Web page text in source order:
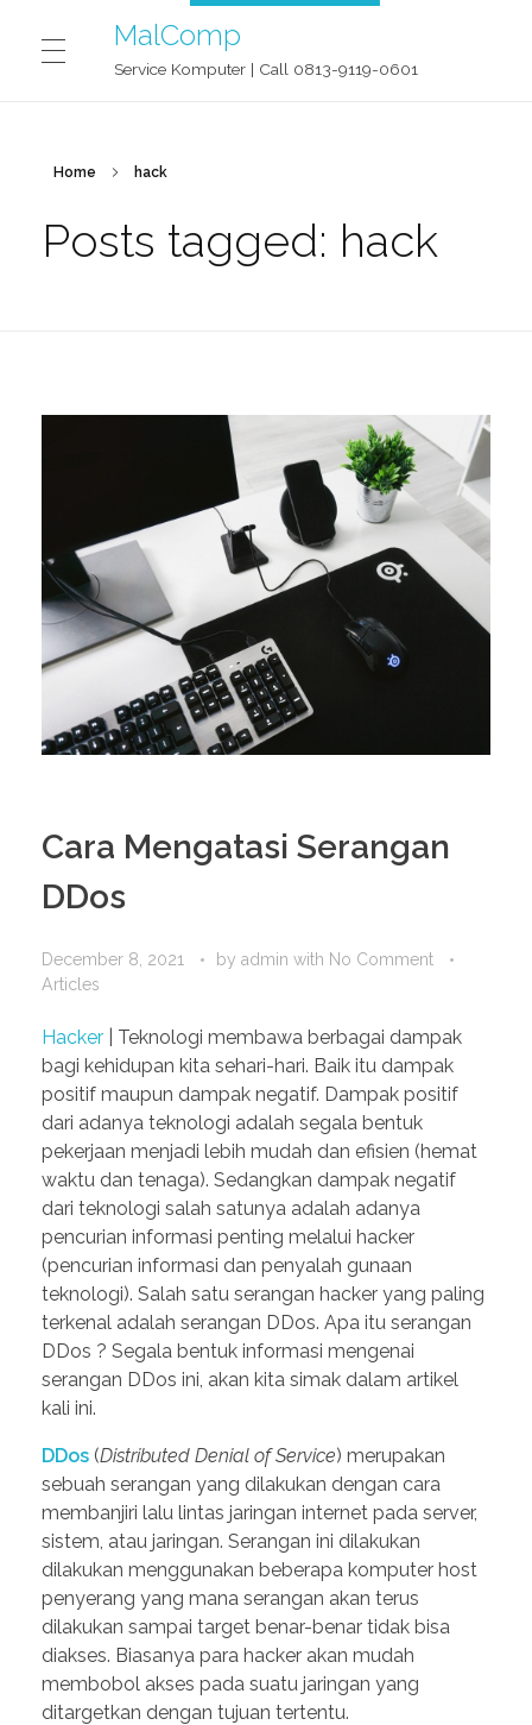
MalComp
Service Komputer | Call 0813-9119-0601
CONTACT
Home hack
Posts tagged: hack
Cara Mengatasi Serangan
DDos
December 8, 2021 by admin with No Comment
Articles
Hacker
| Teknologi membawa berbagai dampak
bagi kehidupan kita sehari-hari. Baik itu dampak
positif maupun dampak negatif. Dampak positif
dari adanya teknologi adalah segala bentuk
pekerjaan menjadi lebih mudah dan efisien (hemat
waktu dan tenaga). Sedangkan dampak negatif
dari teknologi salah satunya adalah adanya
pencurian informasi penting melalui hacker
(pencurian informasi dan penyalah gunaan
teknologi). Salah satu serangan hacker yang paling
terkenal adalah serangan DDos. Apa itu serangan
DDos ? Segala bentuk informasi mengenai
serangan DDos ini, akan kita simak dalam artikel
kali ini.
DDos (Distributed Denial of Service) merupakan
sebuah serangan yang dilakukan dengan cara
membanjiri lalu lintas jaringan internet pada server,
sistem, atau jaringan. Serangan ini dilakukan
dilakukan menggunakan beberapa komputer host
penyerang yang mana serangan akan terus
dilakukan sampai target benar-benar tidak bisa
diakses. Biasanya para hacker akan mudah
membobol akses pada suatu jaringan yang
ditargetkan dengan tujuan tertentu.